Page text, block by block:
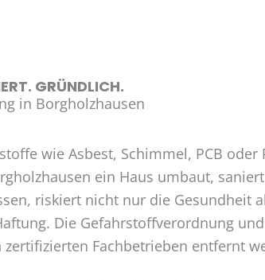
GRÜNDLICH.
in Borgholzhausen
wie Asbest, Schimmel, PCB
ein Haus umbaut,
riskiert nicht nur die Gesundheit
Die Gefahrstoffverordnung
Fachbetrieben entfernt